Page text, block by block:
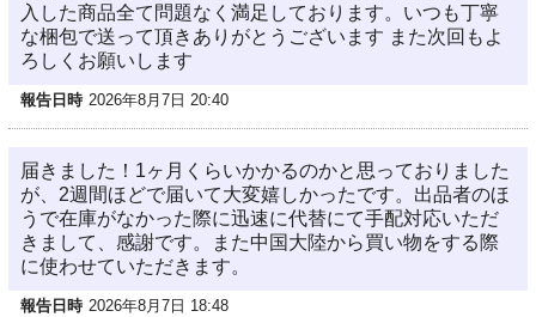
入した商品全て問題なく満足しております。いつも丁寧
な梱包で送って頂きありがとうございます また次回もよ
ろしくお願いします
報告日時 2026年8月7日 20:40
届きました！1ヶ月くらいかかるのかと思っておりました
が、2週間ほどで届いて大変嬉しかったです。出品者のほ
うで在庫がなかった際に迅速に代替にて手配対応いただ
きまして、感謝です。また中国大陸から買い物をする際
に使わせていただきます。
報告日時 2026年8月7日 18:48